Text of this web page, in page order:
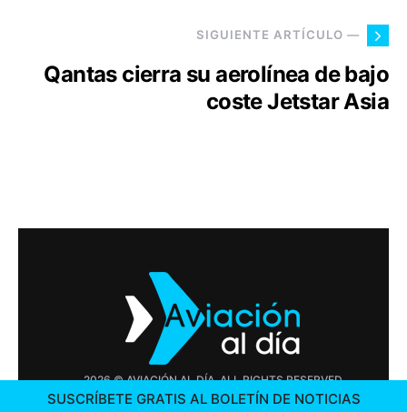
SIGUIENTE ARTÍCULO —
Qantas cierra su aerolínea de bajo
coste Jetstar Asia
2026 © AVIACIÓN AL DÍA. ALL RIGHTS RESERVED
SUSCRÍBETE GRATIS AL BOLETÍN DE NOTICIAS